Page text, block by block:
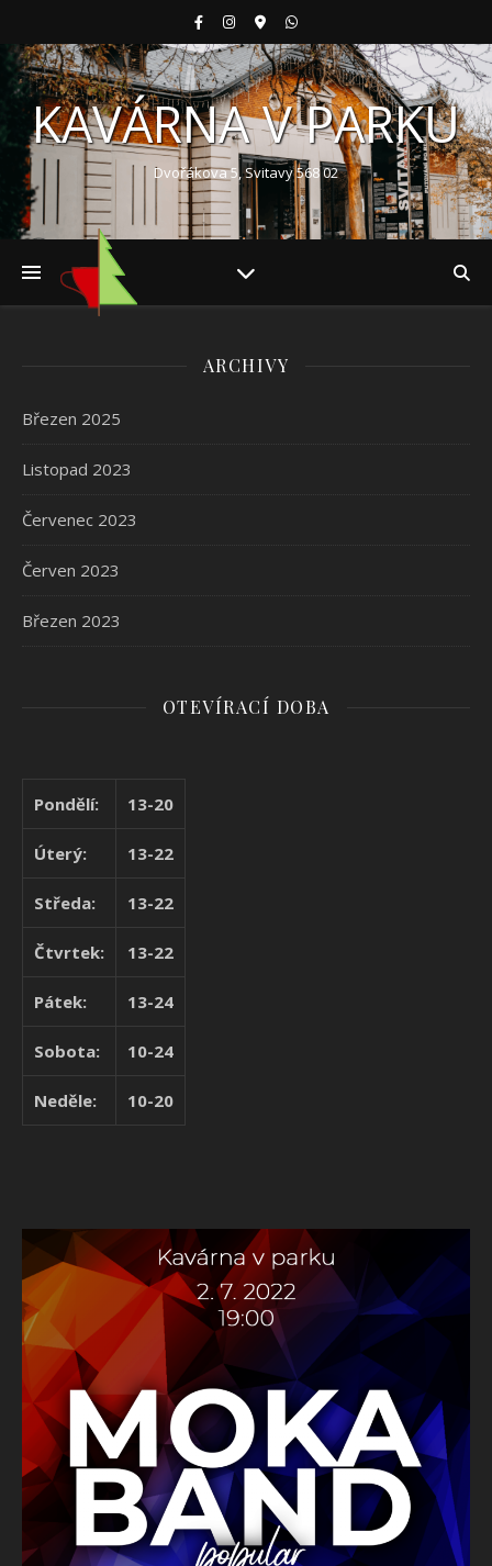
KAVÁRNA V PARKU
Dvořákova 5, Svitavy 568 02
ARCHIVY
Březen 2025
Listopad 2023
Červenec 2023
Červen 2023
Březen 2023
OTEVÍRACÍ DOBA
Pondělí: 13-20
Úterý: 13-22
Středa: 13-22
Čtvrtek: 13-22
Pátek: 13-24
Sobota: 10-24
Neděle: 10-20